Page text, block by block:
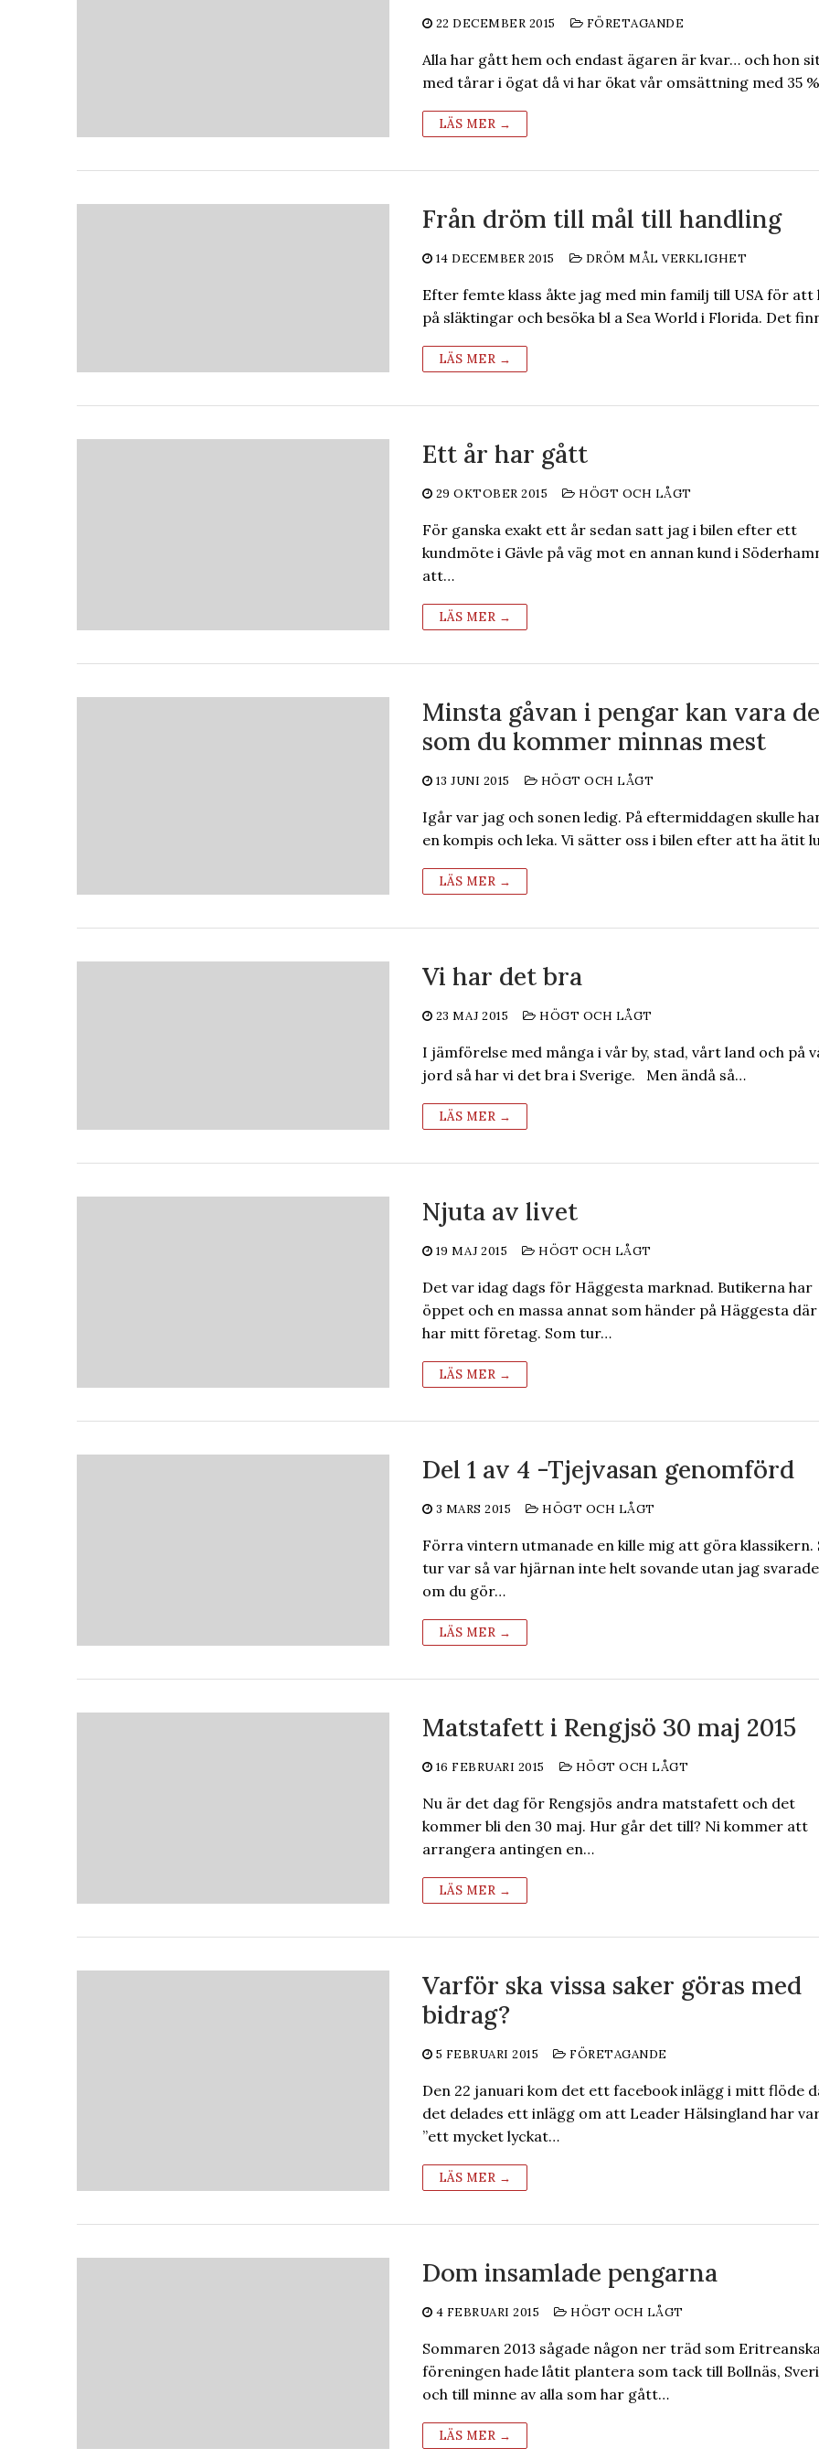
22 DECEMBER 2015 FÖRETAGANDE
Alla har gått hem och endast ägaren är kvar… och hon
med tårar i ögat då vi har ökat vår omsättning med 35
LÄS MER →
Från dröm till mål till handling
14 DECEMBER 2015 DRÖM MÅL VERKLIGHET
Efter femte klass åkte jag med min familj till USA för att
på släktingar och besöka bl a Sea World i Florida. Det
LÄS MER →
Ett år har gått
29 OKTOBER 2015 HÖGT OCH LÅGT
För ganska exakt ett år sedan satt jag i bilen efter ett
kundmöte i Gävle på väg mot en annan kund i
att…
LÄS MER →
Minsta gåvan i pengar kan vara
som du kommer minnas mest
13 JUNI 2015 HÖGT OCH LÅGT
Igår var jag och sonen ledig. På eftermiddagen skulle
en kompis och leka. Vi sätter oss i bilen efter att ha ätit
LÄS MER →
Vi har det bra
23 MAJ 2015 HÖGT OCH LÅGT
I jämförelse med många i vår by, stad, vårt land och på
jord så har vi det bra i Sverige. Men ändå så…
LÄS MER →
Njuta av livet
19 MAJ 2015 HÖGT OCH LÅGT
Det var idag dags för Häggesta marknad. Butikerna har
öppet och en massa annat som händer på Häggesta
har mitt företag. Som tur…
LÄS MER →
Del 1 av 4 -Tjejvasan genomförd
3 MARS 2015 HÖGT OCH LÅGT
Förra vintern utmanade en kille mig att göra klassikern.
tur var så var hjärnan inte helt sovande utan jag
om du gör…
LÄS MER →
Matstafett i Rengjsö 30 maj 2015
16 FEBRUARI 2015 HÖGT OCH LÅGT
Nu är det dag för Rengsjös andra matstafett och det
kommer bli den 30 maj. Hur går det till? Ni kommer att
arrangera antingen en…
LÄS MER →
Varför ska vissa saker göras med
bidrag?
5 FEBRUARI 2015 FÖRETAGANDE
Den 22 januari kom det ett facebook inlägg i mitt flöde
det delades ett inlägg om att Leader Hälsingland har
”ett mycket lyckat…
LÄS MER →
Dom insamlade pengarna
4 FEBRUARI 2015 HÖGT OCH LÅGT
Sommaren 2013 sågade någon ner träd som
föreningen hade låtit plantera som tack till Bollnäs,
och till minne av alla som har gått…
LÄS MER →